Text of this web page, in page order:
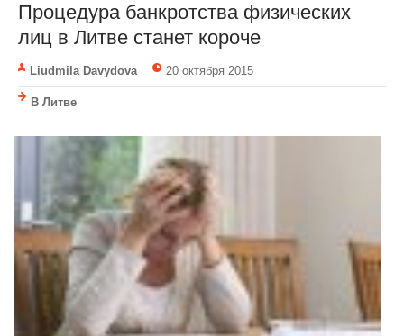
Процедура банкротства физических
лиц в Литве станет короче
Liudmila Davydova 20 октября 2015
В Литве